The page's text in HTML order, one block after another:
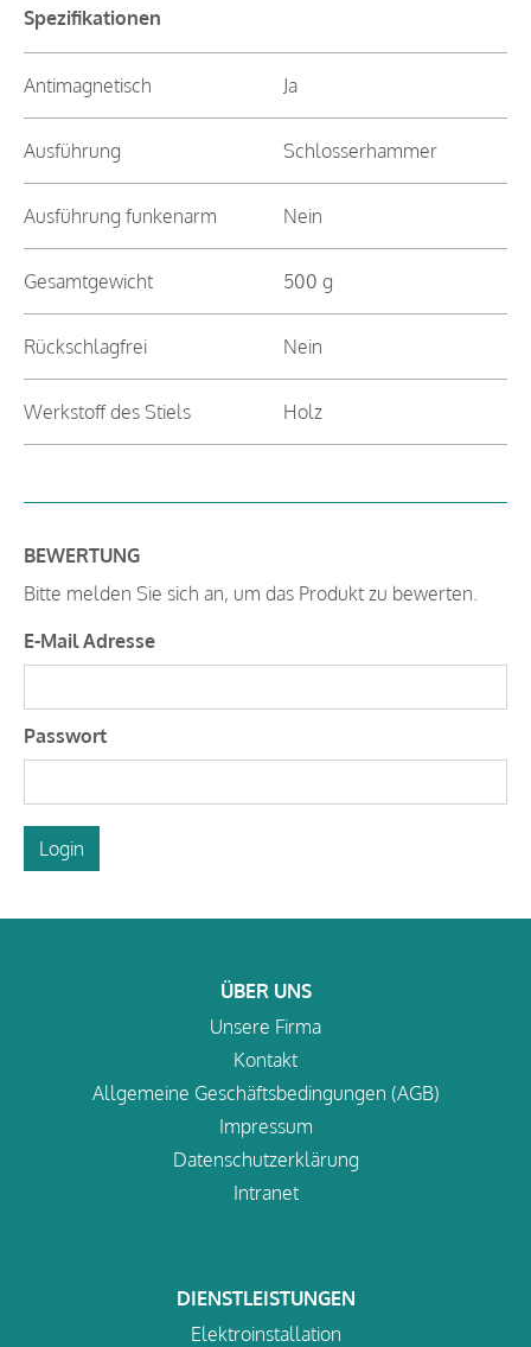
Spezifikationen
Antimagnetisch Ja
Ausführung Schlosserhammer
Ausführung funkenarm Nein
Gesamtgewicht 500 g
Rückschlagfrei Nein
Werkstoff des Stiels Holz
BEWERTUNG
Bitte melden Sie sich an, um das Produkt zu bewerten.
E-Mail Adresse
Passwort
Login
ÜBER UNS
Unsere Firma
Kontakt
Allgemeine Geschäftsbedingungen (AGB)
Impressum
Datenschutzerklärung
Intranet
DIENSTLEISTUNGEN
Elektroinstallation